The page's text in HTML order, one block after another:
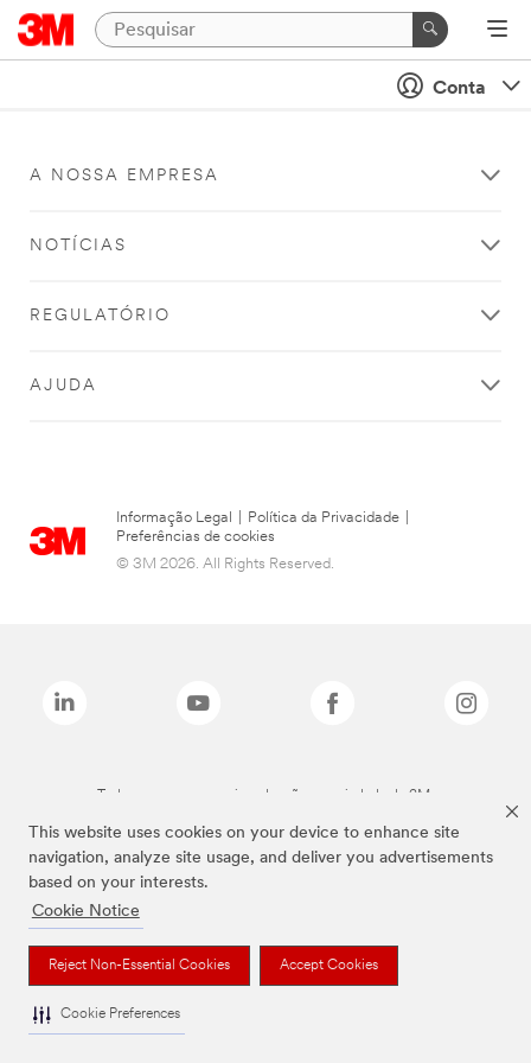
This website uses cookies on your device to enhance site
navigation, analyze site usage, and deliver you advertisements
based on your interests.
Cookie Notice
Reject Non-Essential Cookies Accept Cookies
Cookie Preferences
Conta
A NOSSA EMPRESA
NOTÍCIAS
REGULATÓRIO
AJUDA
Informação Legal Política da Privacidade
Preferências de cookies
© 3M 2026. All Rights Reserved.
Todas as marcas mencionadas são propriedade da 3M.